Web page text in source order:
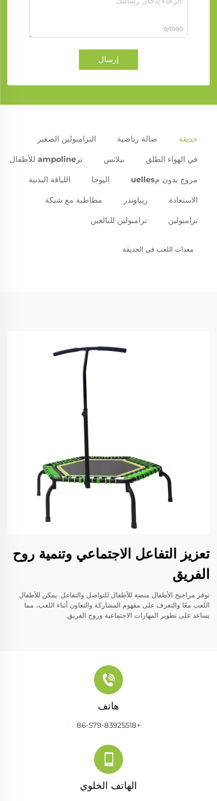
0/1000
إرسال
حديقة صالة رياضية الترامبولين الصغير
في الهواء الطلق بيلاتس ترampoline للأطفال
مروج بدون مuelles اليوجا اللياقة البدنية
الاستعادة ريباوندر مطاطية مع شبكة
ترامبولين ترامبولين للبالغين
معدات اللعب في الحديقة
تعزيز التفاعل الاجتماعي وتنمية روح
الفريق
توفر مراجيح الأطفال منصة للأطفال للتواصل والتفاعل. يمكن للأطفال
اللعب معًا والتعرف على مفهوم المشاركة والتعاون أثناء اللعب، مما
يساعد على تطوير المهارات الاجتماعية وروح الفريق.
هاتف
+86-579-83925518
الهاتف الخلوي